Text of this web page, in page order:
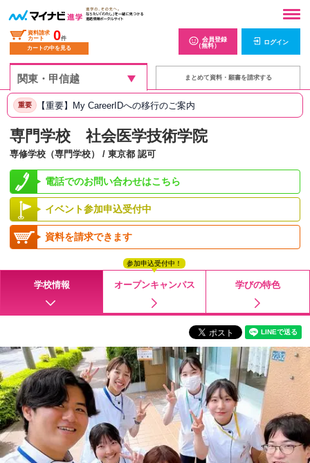
資料請求
カート
0件
カートの中を見る
会員登録
（無料）
ログイン
まとめて資料・願書を請求する
重要 【重要】My CareerIDへの移行のご案内
専門学校 社会医学技術学院
専修学校（専門学校） / 東京都 認可
電話でのお問い合わせはこちら
イベント参加申込受付中
資料を請求できます
学校情報 オープンキャンパス
参加申込受付中！
学びの特色